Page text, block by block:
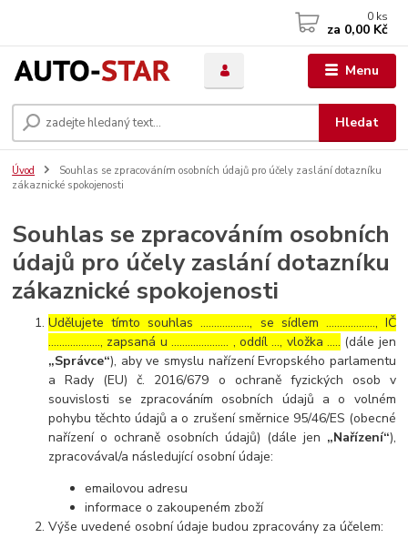
Menu
Hledat
0 ks
za 0,00 Kč
Úvod
Souhlas se zpracováním osobních údajů pro účely zaslání dotazníku
zákaznické spokojenosti
Souhlas se zpracováním osobních
údajů pro účely zaslání dotazníku
zákaznické spokojenosti
Udělujete tímto souhlas ……………..., se sídlem ………………, IČ
………………., zapsaná u ………………… , oddíl …, vložka ….. (dále jen
„Správce“), aby ve smyslu nařízení Evropského parlamentu
a Rady (EU) č. 2016/679 o ochraně fyzických osob v
souvislosti se zpracováním osobních údajů a o volném
pohybu těchto údajů a o zrušení směrnice 95/46/ES (obecné
nařízení o ochraně osobních údajů) (dále jen „Nařízení“),
zpracovával/a následující osobní údaje:
emailovou adresu
informace o zakoupeném zboží
Výše uvedené osobní údaje budou zpracovány za účelem: